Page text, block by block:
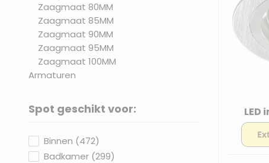
Zaagmaat 80MM
Zaagmaat 85MM
Zaagmaat 90MM
Zaagmaat 95MM
Zaagmaat 100MM
Armaturen
Spot geschikt voor:
Binnen (472products available
)
Badkamer (299products available
)
LED